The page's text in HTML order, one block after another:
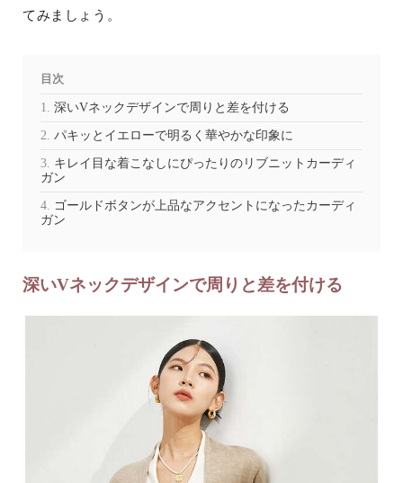
てみましょう。
目次
深いVネックデザインで周りと差を付ける
パキッとイエローで明るく華やかな印象に
キレイ目な着こなしにぴったりのリブニットカーディ
ガン
ゴールドボタンが上品なアクセントになったカーディ
ガン
深いVネックデザインで周りと差を付ける